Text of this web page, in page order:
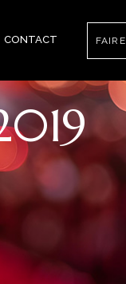
CONTACT